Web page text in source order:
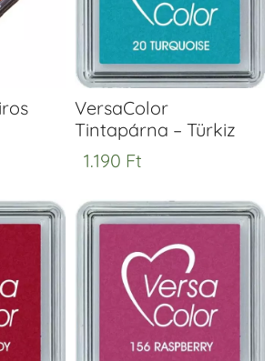
VersaColor
Tintapárna – Türkiz
1.190 Ft